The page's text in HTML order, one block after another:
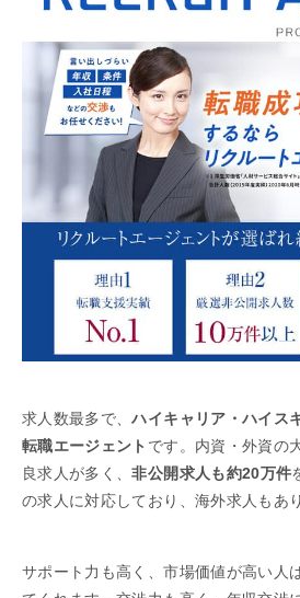
求人数最多で、ハイキャリア・ハイス
転職エージェント です。内資・外資の
良求人が多く、非公開求人も約20万件
の求人に対応しており、海外求人もあ
サポート力も高く、市場価値が高い人